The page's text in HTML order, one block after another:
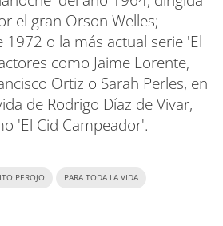
el gran Orson Welles;
1972 o la más actual serie 'El
como Jaime Lorente,
Ortiz o Sarah Perles, en
de Rodrigo Díaz de Vivar,
'El Cid Campeador'.
PEROJO PARA TODA LA VIDA